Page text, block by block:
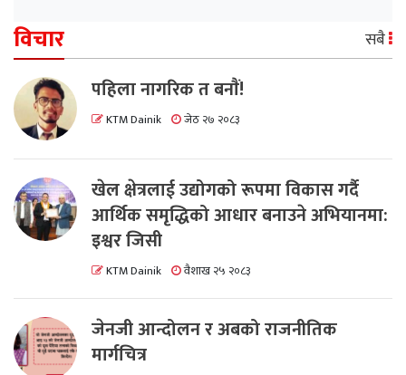
विचार सबै
पहिला नागरिक त बनाैं!
KTM Dainik जेठ २७ २०८३
खेल क्षेत्रलाई उद्योगको रूपमा विकास गर्दै
आर्थिक समृद्धिको आधार बनाउने अभियानमा:
इश्वर जिसी
KTM Dainik वैशाख २५ २०८३
जेनजी आन्दोलन र अबको राजनीतिक
मार्गचित्र